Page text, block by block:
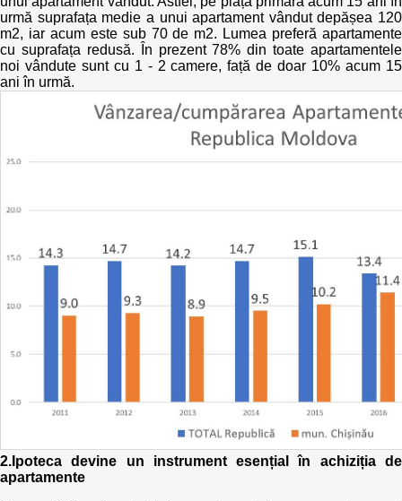
Consiliul consulativ internațional IDIS
Puterea hibridă
15 minute de realism economic
Trend Hunter
Aplică la BUNELE PRACTICI
Transparența întreprinderilor de stat
Cele mai bune și cele mai proaste politici locale din
Moldova
Democrația, independența și transparența instituțiilor
Achizițiile publice în vizorul societății civile
urmă suprafața medie a unui apartament vândut depășea 120
m2, iar acum este sub 70 de m2. Lumea preferă apartamente
cu suprafața redusă. În prezent 78% din toate apartamentele
noi vândute sunt cu 1 - 2 camere, față de doar 10% acum 15
ani în urmă.
2.Ipoteca devine un instrument esențial în achiziția de
apartamente